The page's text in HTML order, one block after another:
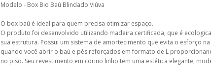
Modelo - Box Bio Baú Blindado Viúva
O box baú é ideal para quem precisa otimizar espaço.
O produto foi desenvolvido utilizando madeira certificada, que é
sua estrutura. Possui um sistema de amortecimento que evita o esforço
quando você abrir o baú e pés reforçados em formato de L
no piso. Seu revestimento em corino linho tem uma estética elegante,